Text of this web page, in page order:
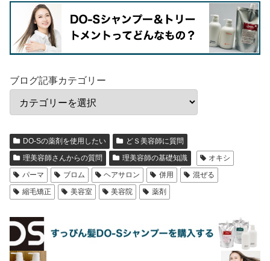
ブログ記事カテゴリー
DO-Sの薬剤を使用したい
どＳ美容師に質問
理美容師さんからの質問
理美容師の基礎知識
オキシ
パーマ
ブロム ヘアサロン 併用
混ぜる
縮毛矯正
美容室 美容院 薬剤